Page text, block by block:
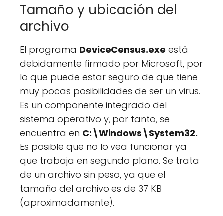
Tamaño y ubicación del
archivo
El programa DeviceCensus.exe está
debidamente firmado por Microsoft, por
lo que puede estar seguro de que tiene
muy pocas posibilidades de ser un virus.
Es un componente integrado del
sistema operativo y, por tanto, se
encuentra en C:\Windows\System32.
Es posible que no lo vea funcionar ya
que trabaja en segundo plano. Se trata
de un archivo sin peso, ya que el
tamaño del archivo es de 37 KB
(aproximadamente).